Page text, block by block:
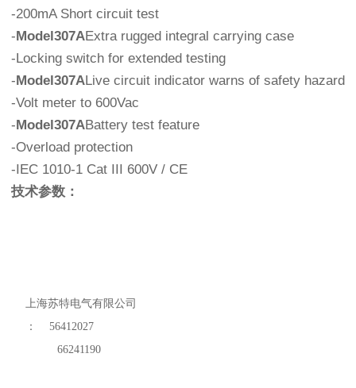
-200mA Short circuit test
-Model307AExtra rugged integral carrying case
-Locking switch for extended testing
-Model307ALive circuit indicator warns of safety hazard
-Volt meter to 600Vac
-Model307ABattery test feature
-Overload protection
-IEC 1010-1 Cat III 600V / CE
技术参数：
上海苏特电气有限公司
：
56412027
66241190